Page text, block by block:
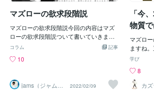
のページ https://coconala.com/users/292
0950今回のブログは マズローの欲求5段
階説についてです。あなたは マズローの
欲求5段階説を知っていますか？ 知らな
い人のために簡単にいうと 下から順番に
欲求（食べる・寝る） ↓安全欲求（安心
る） ↓承認欲求（人に認められたい） ↓
自己実現欲求（なりたい自分になる） ＝
アブラ
4/1～
理論」
ーケタ
の基本
①生理
求 ②安
活空
組織や
マズローの欲求段階説
マズローの欲求段階説今回の内容はマズ
ローの欲求段階説ついて書いていきま
す。 マズローの欲求段階説とはアメリカ
唱した説で人間の欲求は５段階のピラミ
を満たすことができれば、１段階上の欲
求を目指すものです。 欲求段階は下から
記事
コラム
10
jams（ジャム
ズ）心理カウン
2022/02/09
「今
物質
マズロ
ますね
承認欲
低次の欲
満たし
間何も
学び
8
カ
ーラ